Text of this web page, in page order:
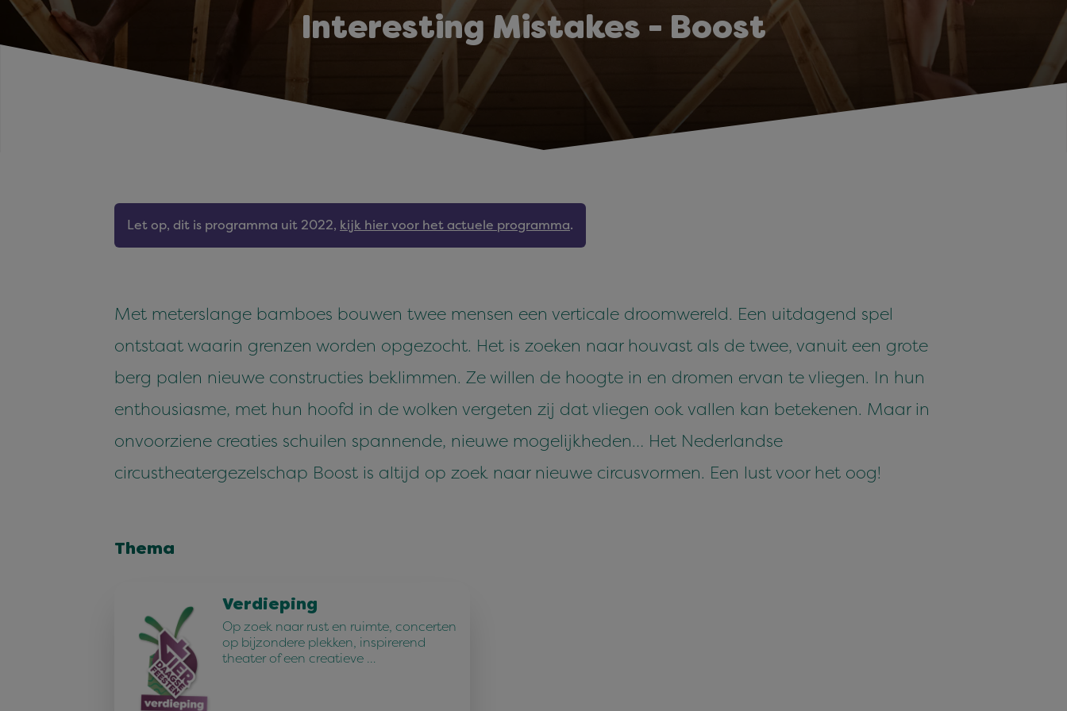
Interesting Mistakes - Boost
Let op, dit is programma uit 2022, kijk hier voor het actuele programma.
Met meterslange bamboes bouwen twee mensen een verticale droomwereld. Een uitdagend spel
ontstaat waarin grenzen worden opgezocht. Het is zoeken naar houvast als de twee, vanuit een grote
berg palen nieuwe constructies beklimmen. Ze willen de hoogte in en dromen ervan te vliegen. In hun
enthousiasme, met hun hoofd in de wolken vergeten zij dat vliegen ook vallen kan betekenen. Maar in
onvoorziene creaties schuilen spannende, nieuwe mogelijkheden… Het Nederlandse
circustheatergezelschap Boost is altijd op zoek naar nieuwe circusvormen. Een lust voor het oog!
Thema
Verdieping
Op zoek naar rust en ruimte, concerten
op bijzondere plekken, inspirerend
theater of een creatieve …